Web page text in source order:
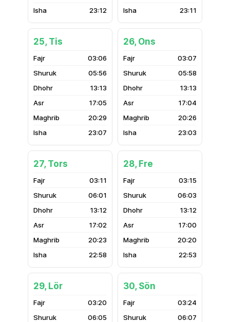
23:12
23:11
25, Tis
03:06
05:56
13:13
17:05
20:29
23:07
26, Ons
03:07
05:58
13:13
17:04
20:26
23:03
27, Tors
03:11
06:01
13:12
17:02
20:23
22:58
28, Fre
03:15
06:03
13:12
17:00
20:20
22:53
29, Lör
03:20
06:05
30, Sön
03:24
06:07